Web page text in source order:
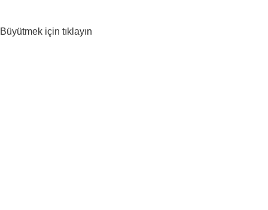
Büyütmek için tıklayın